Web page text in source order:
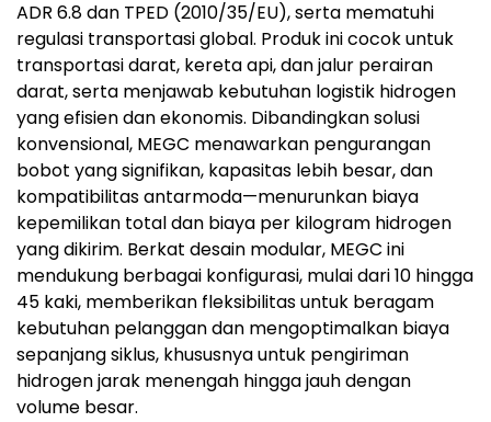
ADR 6.8 dan TPED (2010/35/EU), serta mematuhi
regulasi transportasi global. Produk ini cocok untuk
transportasi darat, kereta api, dan jalur perairan
darat, serta menjawab kebutuhan logistik hidrogen
yang efisien dan ekonomis. Dibandingkan solusi
konvensional, MEGC menawarkan pengurangan
bobot yang signifikan, kapasitas lebih besar, dan
kompatibilitas antarmoda—menurunkan biaya
kepemilikan total dan biaya per kilogram hidrogen
yang dikirim. Berkat desain modular, MEGC ini
mendukung berbagai konfigurasi, mulai dari 10 hingga
45 kaki, memberikan fleksibilitas untuk beragam
kebutuhan pelanggan dan mengoptimalkan biaya
sepanjang siklus, khususnya untuk pengiriman
hidrogen jarak menengah hingga jauh dengan
volume besar.